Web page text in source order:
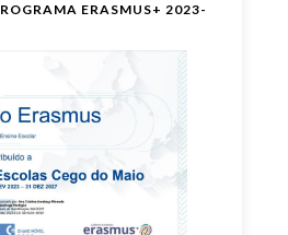
ERASMUS+ 2023-